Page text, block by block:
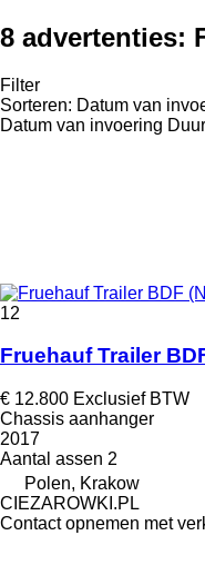
8 advertenties:
Filter
Sorteren: Datum van
Datum van invoering
12
Fruehauf Trailer
€ 12.800 Exclusief BTW
Chassis aanhanger
2017
Aantal assen 2
Polen, Krakow
CIEZAROWKI.PL
Contact opnemen met